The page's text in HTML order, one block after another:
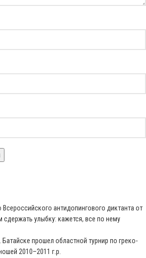
антидопингового диктанта от
улыбку: кажется, все по нему
Батайске прошел областной турнир по греко-
2010–2011 г.р.